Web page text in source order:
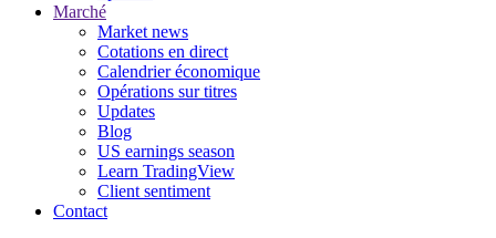
Marché
Market news
Cotations en direct
Calendrier économique
Opérations sur titres
Updates
Blog
US earnings season
Learn TradingView
Client sentiment
Contact